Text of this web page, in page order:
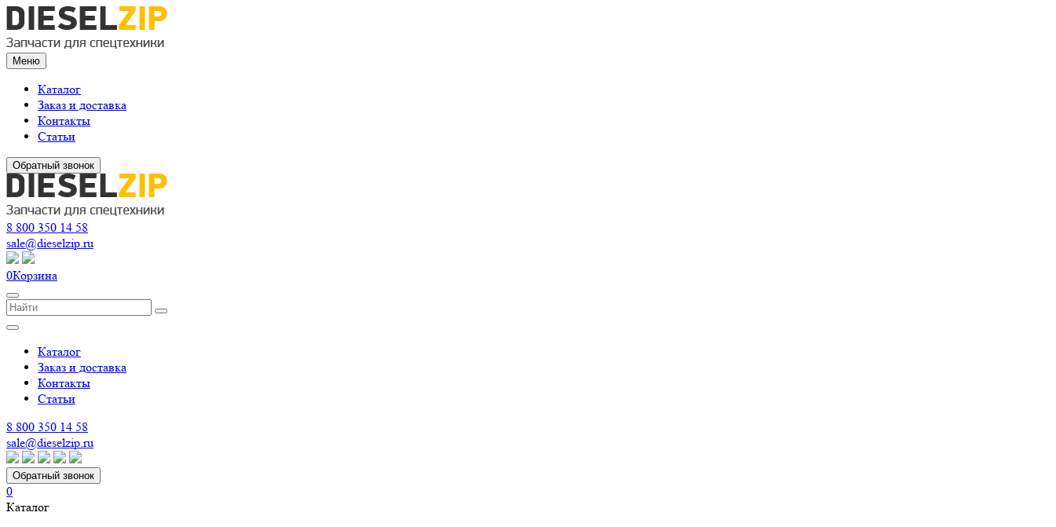
Меню
Каталог
Заказ и доставка
Контакты
Статьи
Обратный звонок
8 800 350 14 58
sale@dieselzip.ru
0Корзина
Каталог
Заказ и доставка
Контакты
Статьи
8 800 350 14 58
sale@dieselzip.ru
Обратный звонок
0
Каталог